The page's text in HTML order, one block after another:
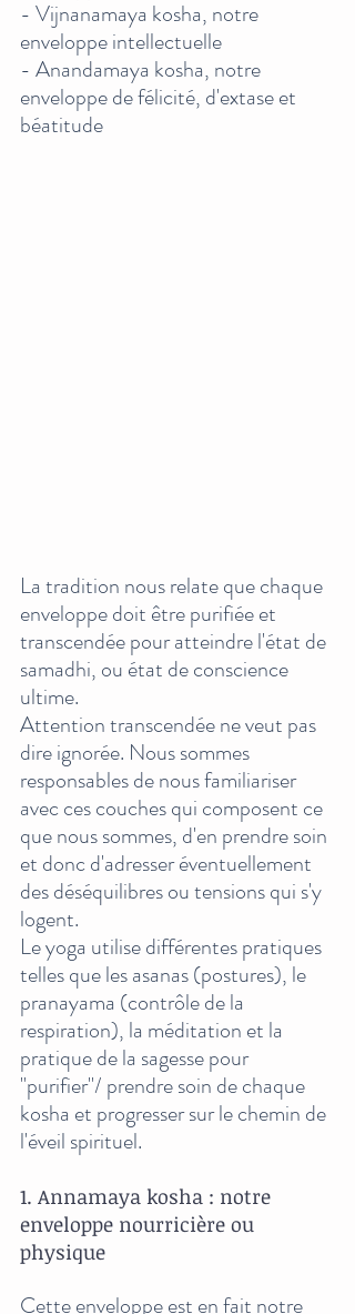
- Vijnanamaya kosha, notre
enveloppe intellectuelle
- Anandamaya kosha, notre
enveloppe de félicité, d'extase et
béatitude
La tradition nous relate que chaque
enveloppe doit être purifiée et
transcendée pour atteindre l'état de
samadhi, ou état de conscience
ultime.
Attention transcendée ne veut pas
dire ignorée. Nous sommes
responsables de nous familiariser
avec ces couches qui composent ce
que nous sommes, d'en prendre soin
et donc d'adresser éventuellement
des déséquilibres ou tensions qui s'y
logent.
Le yoga utilise différentes pratiques
telles que les asanas (postures), le
pranayama (contrôle de la
respiration), la méditation et la
pratique de la sagesse pour
"purifier"/ prendre soin de chaque
kosha et progresser sur le chemin de
l'éveil spirituel.
1. Annamaya kosha : notre
enveloppe nourricière ou
physique
Cette enveloppe est en fait notre